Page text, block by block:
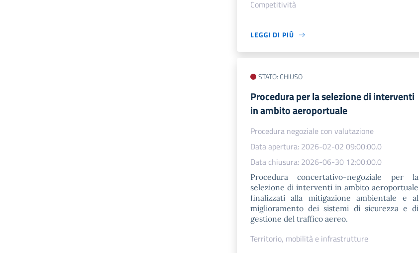
Competitività
LEGGI DI PIÙ
STATO: CHIUSO
Procedura per la selezione di interventi
in ambito aeroportuale
Procedura negoziale con valutazione
Data apertura: 2026-02-02 09:00:00.0
Data chiusura: 2026-06-30 12:00:00.0
Procedura concertativo-negoziale per la
selezione di interventi in ambito aeroportuale
finalizzati alla mitigazione ambientale e al
miglioramento dei sistemi di sicurezza e di
gestione del traffico aereo.
Territorio, mobilità e infrastrutture